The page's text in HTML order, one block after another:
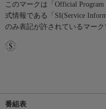
このマークは「Official
式情報である「SI(Service
のみ表記が許されているマーク
番組表